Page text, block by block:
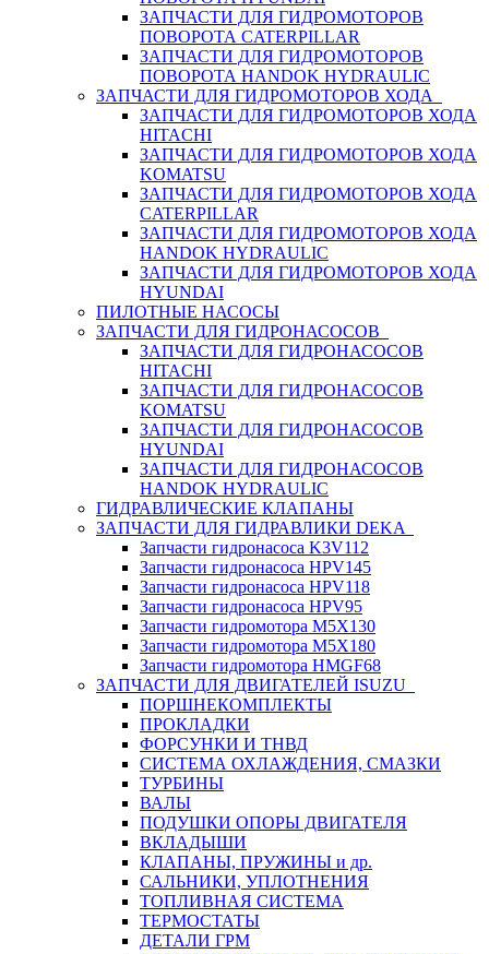
ЗАПЧАСТИ ДЛЯ ГИДРОМОТОРОВ
ПОВОРОТА CATERPILLAR
ЗАПЧАСТИ ДЛЯ ГИДРОМОТОРОВ
ПОВОРОТА HANDOK HYDRAULIC
ЗАПЧАСТИ ДЛЯ ГИДРОМОТОРОВ ХОДА
ЗАПЧАСТИ ДЛЯ ГИДРОМОТОРОВ ХОДА
HITACHI
ЗАПЧАСТИ ДЛЯ ГИДРОМОТОРОВ ХОДА
KOMATSU
ЗАПЧАСТИ ДЛЯ ГИДРОМОТОРОВ ХОДА
CATERPILLAR
ЗАПЧАСТИ ДЛЯ ГИДРОМОТОРОВ ХОДА
HANDOK HYDRAULIC
ЗАПЧАСТИ ДЛЯ ГИДРОМОТОРОВ ХОДА
HYUNDAI
ПИЛОТНЫЕ НАСОСЫ
ЗАПЧАСТИ ДЛЯ ГИДРОНАСОСОВ
ЗАПЧАСТИ ДЛЯ ГИДРОНАСОСОВ
HITACHI
ЗАПЧАСТИ ДЛЯ ГИДРОНАСОСОВ
KOMATSU
ЗАПЧАСТИ ДЛЯ ГИДРОНАСОСОВ
HYUNDAI
ЗАПЧАСТИ ДЛЯ ГИДРОНАСОСОВ
HANDOK HYDRAULIC
ГИДРАВЛИЧЕСКИЕ КЛАПАНЫ
ЗАПЧАСТИ ДЛЯ ГИДРАВЛИКИ DEKA
Запчасти гидронасоса K3V112
Запчасти гидронасоса HPV145
Запчасти гидронасоса HPV118
Запчасти гидронасоса HPV95
Запчасти гидромотора M5X130
Запчасти гидромотора M5X180
Запчасти гидромотора HMGF68
ЗАПЧАСТИ ДЛЯ ДВИГАТЕЛЕЙ ISUZU
ПОРШНЕКОМПЛЕКТЫ
ПРОКЛАДКИ
ФОРСУНКИ И ТНВД
СИСТЕМА ОХЛАЖДЕНИЯ, СМАЗКИ
ТУРБИНЫ
ВАЛЫ
ПОДУШКИ ОПОРЫ ДВИГАТЕЛЯ
ВКЛАДЫШИ
КЛАПАНЫ, ПРУЖИНЫ и др.
САЛЬНИКИ, УПЛОТНЕНИЯ
ТОПЛИВНАЯ СИСТЕМА
ТЕРМОСТАТЫ
ДЕТАЛИ ГРМ